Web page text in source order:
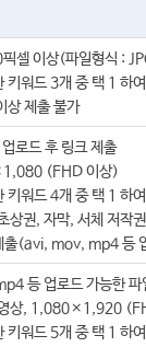
셀 이상(파일형식 :
워드 3개 중 택 1 하
상 제출 불가
로드 후 링크 제출
(FHD 이상)
키워드 4개 중 택 1 하
권, 자막, 서체 저작
출(avi, mov, mp4 등
등 업로드 가능한 파
영상, 1,080×1,920
키워드 5개 중 택 1 하